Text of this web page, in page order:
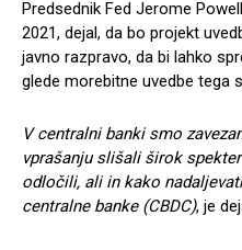
Predsednik Fed Jerome
2021, dejal, da bo projekt
javno razpravo, da bi lahko
glede morebitne uvedbe tega
V centralni banki smo
vprašanju slišali širok
odločili, ali in kako
centralne banke (CBDC), je